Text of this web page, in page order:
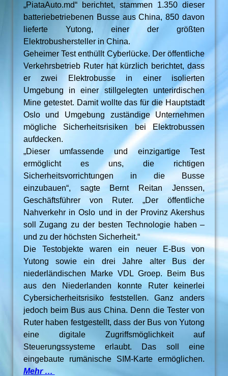
„PiataAuto.md“ berichtet, stammen 1.350 dieser
batteriebetriebenen Busse aus China, 850 davon
lieferte Yutong, einer der größten
Elektrobushersteller in China.
Geheimer Test enthüllt Cyberlücke. Der öffentliche
Verkehrsbetrieb Ruter hat kürzlich berichtet, dass
er zwei Elektrobusse in einer isolierten
Umgebung in einer stillgelegten unterirdischen
Mine getestet. Damit wollte das für die Hauptstadt
Oslo und Umgebung zuständige Unternehmen
mögliche Sicherheitsrisiken bei Elektrobussen
aufdecken.
„Dieser umfassende und einzigartige Test
ermöglicht es uns, die richtigen
Sicherheitsvorrichtungen in die Busse
einzubauen“, sagte Bernt Reitan Jenssen,
Geschäftsführer von Ruter. „Der öffentliche
Nahverkehr in Oslo und in der Provinz Akershus
soll Zugang zu der besten Technologie haben –
und zu der höchsten Sicherheit.“
Die Testobjekte waren ein neuer E-Bus von
Yutong sowie ein drei Jahre alter Bus der
niederländischen Marke VDL Groep. Beim Bus
aus den Niederlanden konnte Ruter keinerlei
Cybersicherheitsrisiko feststellen. Ganz anders
jedoch beim Bus aus China. Denn die Tester von
Ruter haben festgestellt, dass der Bus von Yutong
eine digitale Zugriffsmöglichkeit auf
Steuerungssysteme erlaubt. Das soll eine
eingebaute rumänische SIM-Karte ermöglichen.
Mehr …